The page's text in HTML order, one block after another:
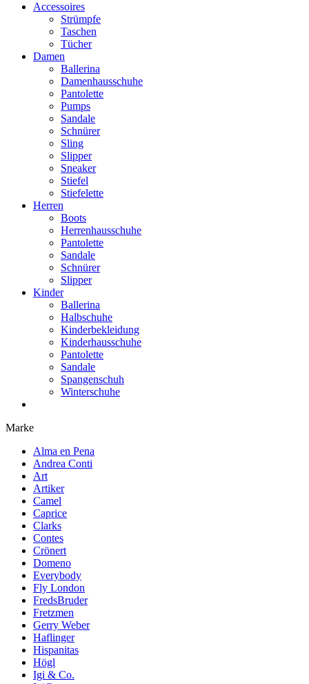
Accessoires
Strümpfe
Taschen
Tücher
Damen
Ballerina
Damenhausschuhe
Pantolette
Pumps
Sandale
Schnürer
Sling
Slipper
Sneaker
Stiefel
Stiefelette
Herren
Boots
Herrenhausschuhe
Pantolette
Sandale
Schnürer
Slipper
Kinder
Ballerina
Halbschuhe
Kinderbekleidung
Kinderhausschuhe
Pantolette
Sandale
Spangenschuh
Winterschuhe
Marke
Alma en Pena
Andrea Conti
Art
Artiker
Camel
Caprice
Clarks
Contes
Crönert
Domeno
Everybody
Fly London
FredsBruder
Fretzmen
Gerry Weber
Haflinger
Hispanitas
Högl
Igi & Co.